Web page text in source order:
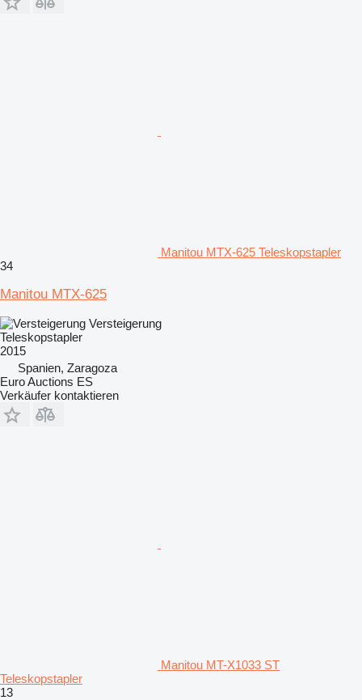
Manitou MTX-625 Teleskopstapler
34
Manitou MTX-625
Versteigerung
Teleskopstapler
2015
Spanien, Zaragoza
Euro Auctions ES
Verkäufer kontaktieren
Manitou MT-X1033 ST
Teleskopstapler
13